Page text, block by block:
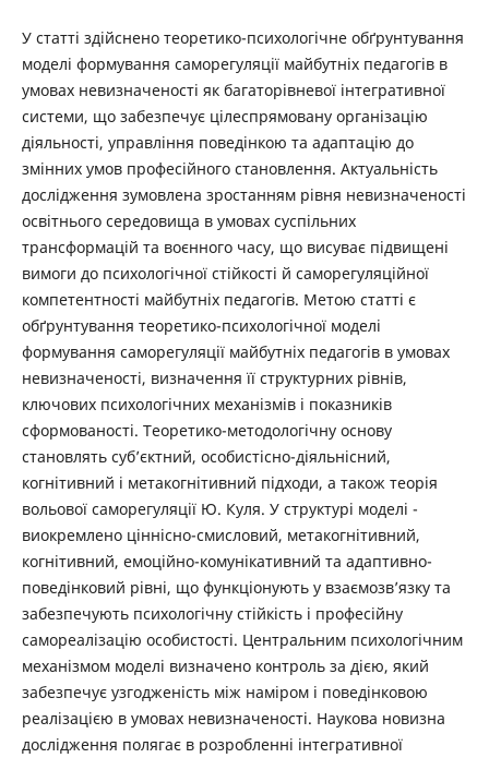
У статті здійснено теоретико-психологічне обґрунтування
моделі формування саморегуляції майбутніх педагогів в
умовах невизначеності як багаторівневої інтегративної
системи, що забезпечує цілеспрямовану організацію
діяльності, управління поведінкою та адаптацію до
змінних умов професійного становлення. Актуальність
дослідження зумовлена зростанням рівня невизначеності
освітнього середовища в умовах суспільних
трансформацій та воєнного часу, що висуває підвищені
вимоги до психологічної стійкості й саморегуляційної
компетентності майбутніх педагогів. Метою статті є
обґрунтування теоретико-психологічної моделі
формування саморегуляції майбутніх педагогів в умовах
невизначеності, визначення її структурних рівнів,
ключових психологічних механізмів і показників
сформованості. Теоретико-методологічну основу
становлять суб’єктний, особистісно-­діяльнісний,
когнітивний і метакогнітивний підходи, а також теорія
вольової саморегуляції Ю. Куля. У структурі моделі ­
виокремлено ціннісно-смисловий, метакогнітивний,
когнітивний, емоційно-комунікативний та адаптивно-
поведінковий рівні, що функціонують у взаємозв’язку та
забезпечують психологічну стійкість і професійну
самореалізацію особистості. Центральним психологічним
механізмом моделі визначено контроль за дією, який
забезпечує узгодженість між наміром і поведінковою
реалізацією в умовах невизначеності. Наукова новизна
дослідження ­полягає в розробленні інтегративної